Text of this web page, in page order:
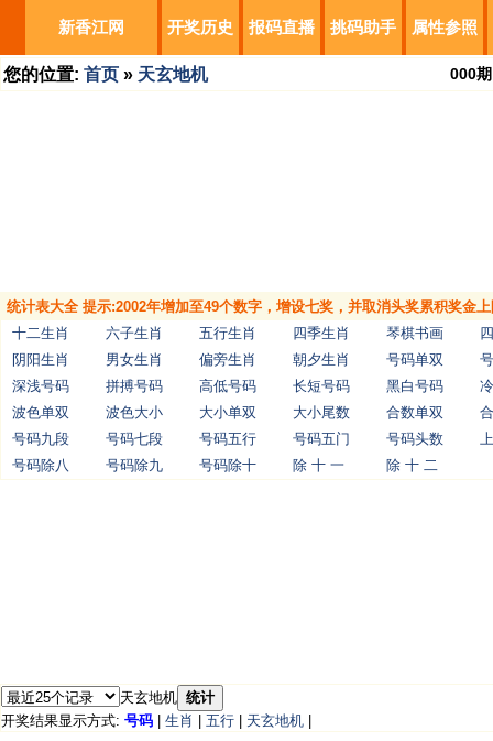
新香江网 开奖历史 报码直播 挑码助手 属性参照
您的位置: 首页 » 天玄地机 000期
统计表大全 提示:2002年增加至49个数字，增设七奖，并取消头奖累积奖金
十二生肖
六子生肖 五行生肖 四季生肖 琴棋书画
阴阳生肖
男女生肖 偏旁生肖 朝夕生肖 号码单双
深浅号码
拼搏号码 高低号码 长短号码 黑白号码
波色单双
波色大小 大小单双 大小尾数 合数单双
号码九段
号码七段 号码五行 号码五门 号码头数
号码除八
号码除九 号码除十 除 十 一 除 十 二
天玄地机 统计
开奖结果显示方式: 号码 生肖 五行 天玄地机